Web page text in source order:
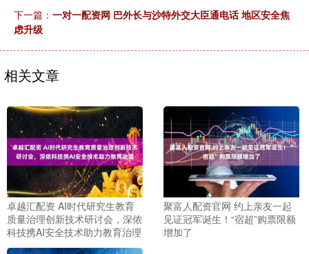
下一篇： 一对一配资网 巴外长与沙特外交大臣通电话 地区安全焦
虑升级
相关文章
卓越汇配资 AI时代研究生教育
质量治理创新技术研讨会，深侬
科技携AI安全技术助力教育治理
聚富人配资官网 约上亲友一起
见证冠军诞生！“宿超”购票限额
增加了